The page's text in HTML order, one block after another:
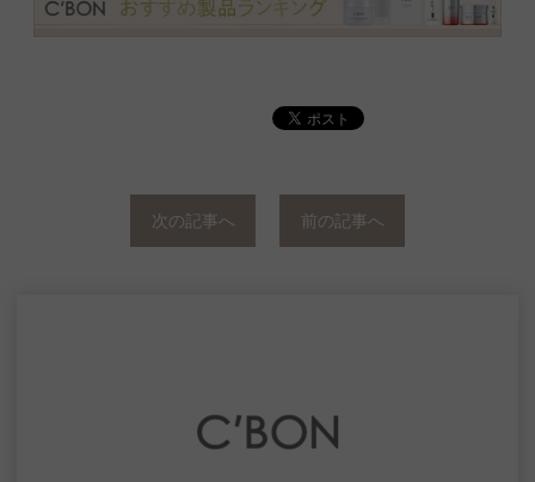
次の記事へ 前の記事へ